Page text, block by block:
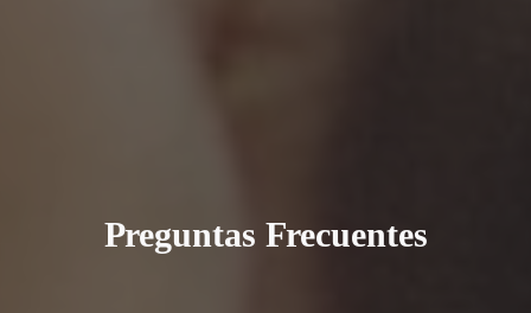
Preguntas Frecuentes